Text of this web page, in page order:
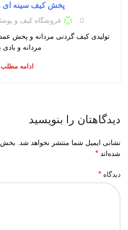
پخش کیف سینه ای
فروشگاه کیف و
تولیدی کیف گردنی مردانه و پخش
مردانه و بادی
ادامه مطلب
دیدگاهتان را بنویسید
نشانی ایمیل شما منتشر نخواهد شد.
شده‌اند *
دیدگاه *